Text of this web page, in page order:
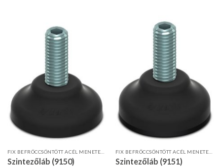
Szintezőláb (9150) Szintezőláb (9151)